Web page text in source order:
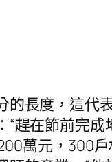
長度，這代
趕在節前完
萬元，300